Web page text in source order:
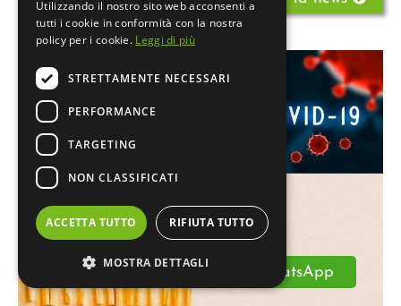
​​ 3475575356 ​​ WhatsApp
Utilizzando il nostro sito web acconsenti a
tutti i cookie in conformità con la nostra
policy per i cookie. Leggi di più
STRETTAMENTE NECESSARI
PERFORMANCE
TARGETING
NON CLASSIFICATI
ACCETTA TUTTO RIFIUTA TUTTO
MOSTRA DETTAGLI